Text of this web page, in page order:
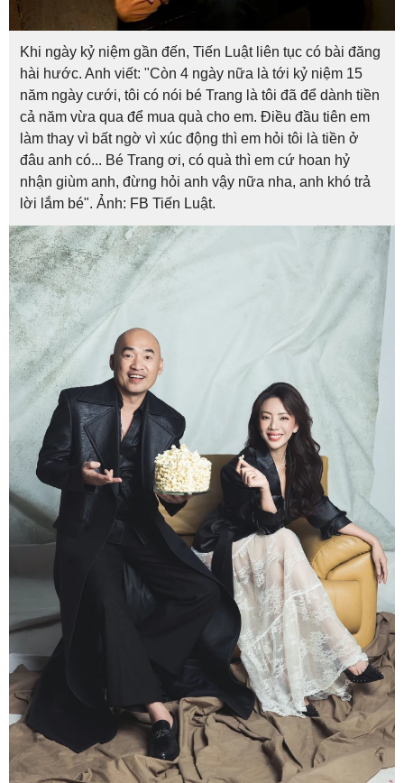
Khi ngày kỷ niệm gần đến, Tiến Luật liên tục có bài đăng
hài hước. Anh viết: "Còn 4 ngày nữa là tới kỷ niệm 15
năm ngày cưới, tôi có nói bé Trang là tôi đã để dành tiền
cả năm vừa qua để mua quà cho em. Điều đầu tiên em
làm thay vì bất ngờ vì xúc động thì em hỏi tôi là tiền ở
đâu anh có... Bé Trang ơi, có quà thì em cứ hoan hỷ
nhận giùm anh, đừng hỏi anh vậy nữa nha, anh khó trả
lời lắm bé". Ảnh: FB Tiến Luật.